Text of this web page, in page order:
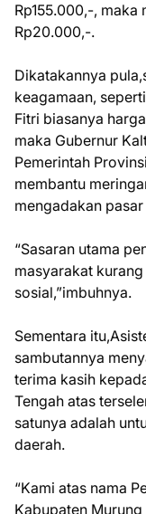
Rp155.000,-,
Rp20.000,-.
Dikatakannya
keagamaan,
Fitri biasanya
maka Gubernur
Pemerintah
membantu
mengadakan
“Sasaran utama
masyarakat
sosial,”imbuhnya.
Sementara
sambutannya
terima kasih
Tengah atas
satunya adalah
daerah.
“Kami atas nama
Kabupaten